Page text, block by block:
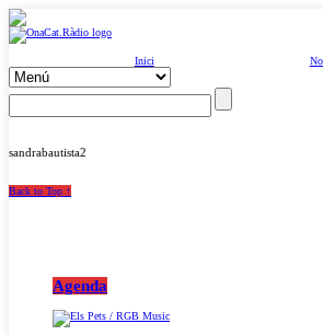
Inici
sandrabautista2
Back to Top ↑
Agenda